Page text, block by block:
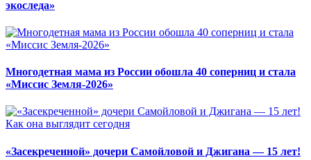
экоследа»
Многодетная мама из России обошла 40 соперниц и стала
«Миссис Земля-2026»
«Засекреченной» дочери Самойловой и Джигана — 15 лет!